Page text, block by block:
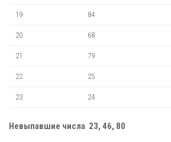
19 84
20 68
21 79
22 25
23 24
Невыпавшие числа: 23, 46, 80